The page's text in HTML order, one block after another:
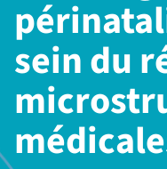
sein du